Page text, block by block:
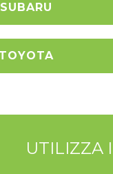
SUBARU
TOYOTA
UTILIZZA